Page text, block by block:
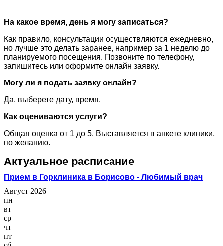
На какое время, день я могу записаться?
Как правило, консультации осуществляются ежедневно,
но лучше это делать заранее, например за 1 неделю до
планируемого посещения. Позвоните по телефону,
запишитесь или оформите онлайн заявку.
Могу ли я подать заявку онлайн?
Да, выберете дату, время.
Как оцениваются услуги?
Общая оценка от 1 до 5. Выставляется в анкете клиники,
по желанию.
Актуальное расписание
Прием в Горклиника в Борисово - Любимый врач
Август 2026
пн
вт
ср
чт
пт